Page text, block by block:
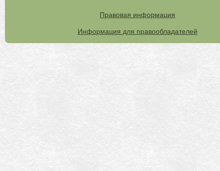
Правовая информация
Информация для правообладателей